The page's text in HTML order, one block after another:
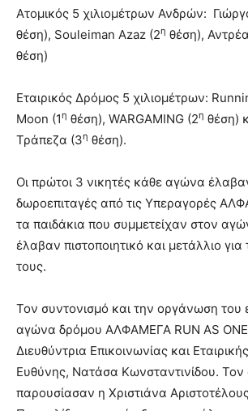
Ατομικός 5 χιλιομέτρων Ανδρών:
θέση), Souleiman Azaz (2η θέση),
θέση)
Εταιρικός Δρόμος 5 χιλιομέτρων:
Moon (1η θέση), WARGAMING (2η θέση)
Τράπεζα (3η θέση).
Oι πρώτοι 3 νικητές κάθε αγώνα
δωροεπιταγές από τις Υπεραγορές
τα παιδάκια που συμμετείχαν στον
έλαβαν πιστοποιητικό και μετάλλιο
τους.
Τον συντονισμό και την οργάνωση του
αγώνα δρόμου ΑΛΦΑΜΕΓΑ RUN AS
Διευθύντρια Επικοινωνίας και
Ευθύνης, Νατάσα Κωνσταντινίδου.
παρουσίασαν η Χριστιάνα